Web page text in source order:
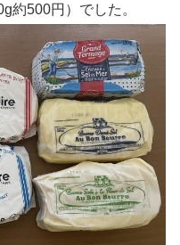
約500円）でした。